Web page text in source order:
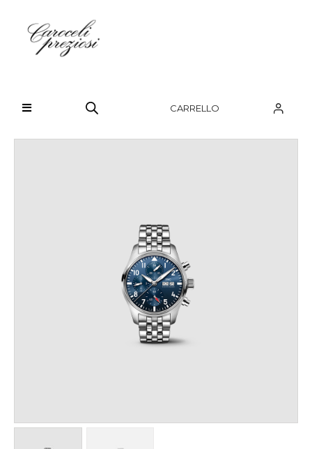
CARRELLO
CHI SIAMO
BRAND
CONTATTI